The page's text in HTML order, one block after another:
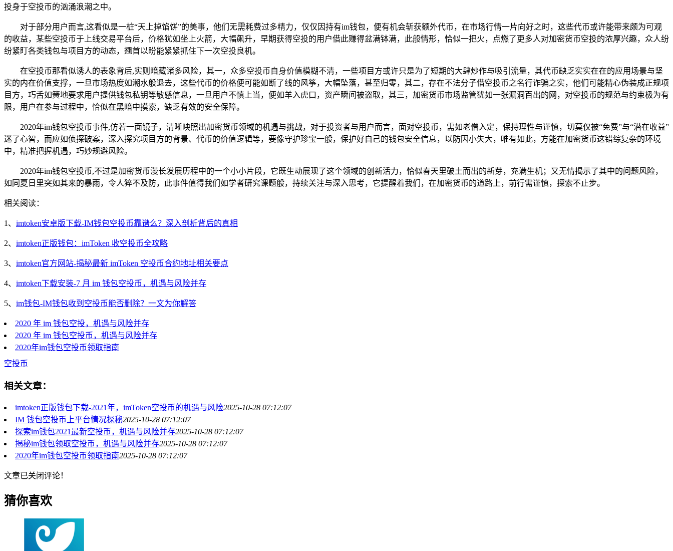
投身于空投币的汹涌浪潮之中。
对于部分用户而言,这看似是一桩“天上掉馅饼”的美事，他们无需耗费过多精力，仅仅因持有im钱包，便有机会斩获额外代币，在市场行情一片向好之时，这些代币或许能带来颇为可观
的收益，某些空投币于上线交易平台后，价格犹如坐上火箭，大幅飙升，早期获得空投的用户借此赚得盆满钵满，此般情形，恰似一把火，点燃了更多人对加密货币空投的浓厚兴趣，众人纷
纷紧盯各类钱包与项目方的动态，翘首以盼能紧紧抓住下一次空投良机。
在空投币那看似诱人的表象背后,实则暗藏诸多风险，其一，众多空投币自身价值模糊不清，一些项目方或许只是为了短期的大肆炒作与吸引流量，其代币缺乏实实在在的应用场景与坚
实的内在价值支撑，一旦市场热度如潮水般退去，这些代币的价格便可能如断了线的风筝，大幅坠落，甚至归零，其二，存在不法分子借空投币之名行诈骗之实，他们可能精心伪装成正规项
目方，巧舌如簧地要求用户提供钱包私钥等敏感信息，一旦用户不慎上当，便如羊入虎口，资产瞬间被盗取，其三，加密货币市场监管犹如一张漏洞百出的网，对空投币的规范与约束极为有
限，用户在参与过程中，恰似在黑暗中摸索，缺乏有效的安全保障。
2020年im钱包空投币事件,仿若一面镜子，清晰映照出加密货币领域的机遇与挑战，对于投资者与用户而言，面对空投币，需如老僧入定，保持理性与谨慎，切莫仅被“免费”与“潜在收益”
迷了心智，而应如侦探破案，深入探究项目方的背景、代币的价值逻辑等，要像守护珍宝一般，保护好自己的钱包安全信息，以防因小失大，唯有如此，方能在加密货币这错综复杂的环境
中，精准把握机遇，巧妙规避风险。
2020年im钱包空投币,不过是加密货币漫长发展历程中的一个小小片段，它既生动展现了这个领域的创新活力，恰似春天里破土而出的新芽，充满生机；又无情揭示了其中的问题风险，
如同夏日里突如其来的暴雨，令人猝不及防，此事件值得我们如学者研究课题般，持续关注与深入思考，它提醒着我们，在加密货币的道路上，前行需谨慎，探索不止步。
相关阅读：
1、 imtoken安卓版下载-IM钱包空投币靠谱么？深入剖析背后的真相
2、 imtoken正版钱包：imToken 收空投币全攻略
3、 imtoken官方网站-揭秘最新 imToken 空投币合约地址相关要点
4、 imtoken下载安装-7 月 im 钱包空投币，机遇与风险并存
5、 im钱包-IM钱包收到空投币能否删除？一文为你解答
2020 年 im 钱包空投，机遇与风险并存
2020 年 im 钱包空投币，机遇与风险并存
2020年im钱包空投币领取指南
空投币
相关文章：
imtoken正版钱包下载-2021年，imToken空投币的机遇与风险2025-10-28 07:12:07
IM 钱包空投币上平台情况探秘2025-10-28 07:12:07
探索im钱包2021最新空投币，机遇与风险并存2025-10-28 07:12:07
揭秘im钱包领取空投币，机遇与风险并存2025-10-28 07:12:07
2020年im钱包空投币领取指南2025-10-28 07:12:07
文章已关闭评论！
猜你喜欢